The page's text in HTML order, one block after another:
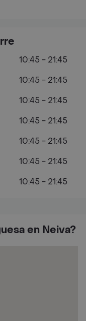
en Neiva?
10:45 - 21:45
10:45 - 21:45
10:45 - 21:45
10:45 - 21:45
10:45 - 21:45
10:45 - 21:45
10:45 - 21:45